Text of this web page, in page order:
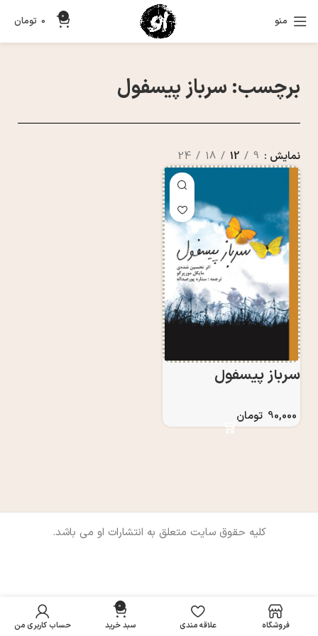
منو 0
0 تومان
برچسب: سرباز پیسفول
نمایش 9
12
18
24
سرباز پیسفول
90,000 تومان
کلیه حقوق سایت متعلق به انتشارات او می باشد.
فروشگاه علاقه مندی
0
سبد خرید حساب کاربری من